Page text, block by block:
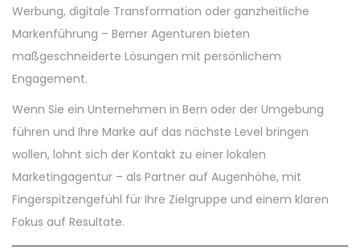
Werbung, digitale Transformation oder ganzheitliche
Markenführung – Berner Agenturen bieten
maßgeschneiderte Lösungen mit persönlichem
Engagement.
Wenn Sie ein Unternehmen in Bern oder der Umgebung
führen und Ihre Marke auf das nächste Level bringen
wollen, lohnt sich der Kontakt zu einer lokalen
Marketingagentur – als Partner auf Augenhöhe, mit
Fingerspitzengefühl für Ihre Zielgruppe und einem klaren
Fokus auf Resultate.